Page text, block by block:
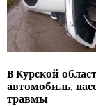
В Курской
автомобиль,
травмы